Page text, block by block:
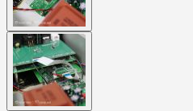
View
larger
image